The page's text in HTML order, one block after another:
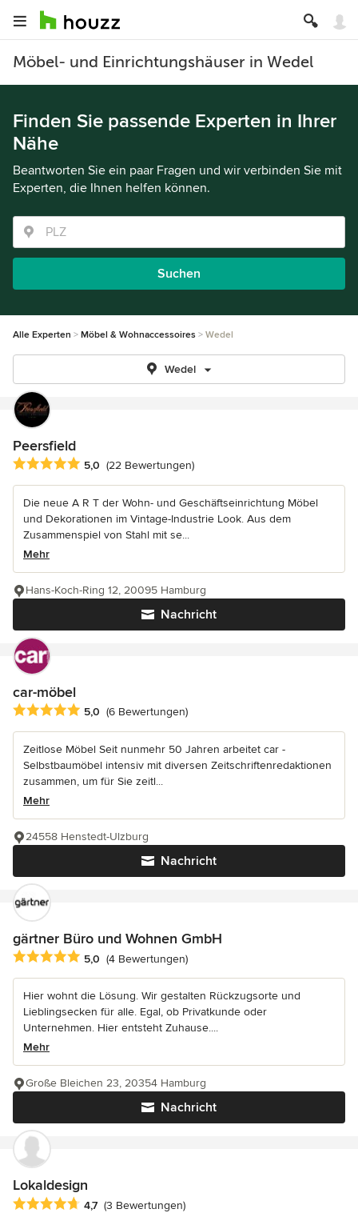
Möbel- und Einrichtungshäuser in Wedel
Finden Sie passende Experten in Ihrer
Nähe
Beantworten Sie ein paar Fragen und wir verbinden Sie mit
Experten, die Ihnen helfen können.
Suchen
Alle Experten Möbel & Wohnaccessoires Wedel
Wedel
Peersfield
Durchschnittliche Bewertung: 5 von 5 Sternen
5,0 (22 Bewertungen)
Die neue A R T der Wohn- und Geschäftseinrichtung Möbel
und Dekorationen im Vintage-Industrie Look. Aus dem
Zusammenspiel von Stahl mit se...
Mehr
Nachricht
Hans-Koch-Ring 12, 20095 Hamburg
car-möbel
Durchschnittliche Bewertung: 5 von 5 Sternen
5,0 (6 Bewertungen)
Zeitlose Möbel Seit nunmehr 50 Jahren arbeitet car -
Selbstbaumöbel intensiv mit diversen Zeitschriftenredaktionen
zusammen, um für Sie zeitl...
Mehr
Nachricht
24558 Henstedt-Ulzburg
gärtner Büro und Wohnen GmbH
Durchschnittliche Bewertung: 5 von 5 Sternen
5,0 (4 Bewertungen)
Hier wohnt die Lösung. Wir gestalten Rückzugsorte und
Lieblingsecken für alle. Egal, ob Privatkunde oder
Unternehmen. Hier entsteht Zuhause....
Mehr
Nachricht
Große Bleichen 23, 20354 Hamburg
Lokaldesign
Durchschnittliche Bewertung: 4.7 von 5 Sternen
4,7 (3 Bewertungen)